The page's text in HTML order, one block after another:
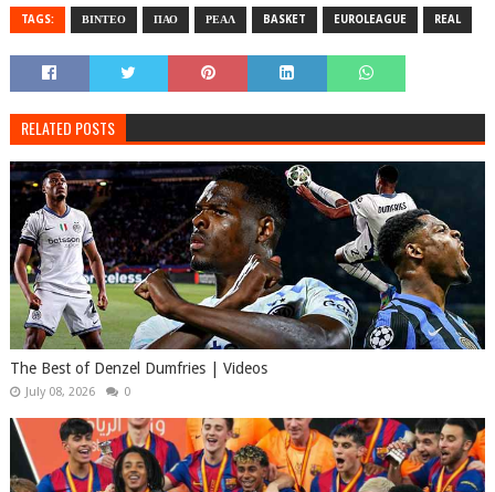
TAGS: ΒΙΝΤΕΟ ΠΑΟ ΡΕΑΛ BASKET EUROLEAGUE REAL
RELATED POSTS
The Best of Denzel Dumfries | Videos
July 08, 2026 0